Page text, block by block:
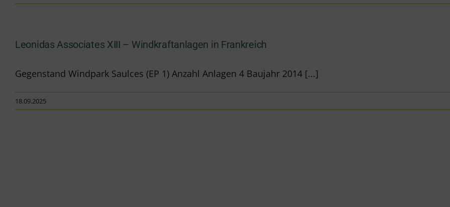
Leonidas Associates XIII – Windkraftanlagen in Frankreich
Gegenstand Windpark Saulces (EP 1) Anzahl Anlagen 4 Baujahr 2014 [...]
18.09.2025